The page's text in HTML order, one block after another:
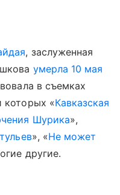
, заслуженная
умерла 10 мая
в съемках
которых «Кавказская
Шурика»,
», «Не может
другие.